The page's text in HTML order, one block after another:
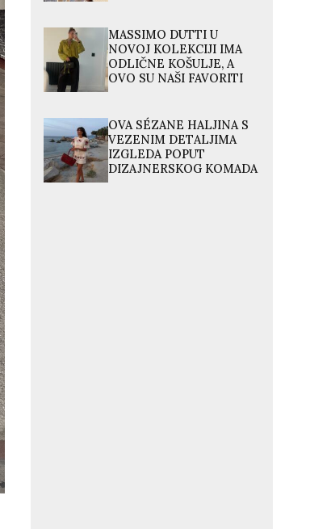
MASSIMO DUTTI U
NOVOJ KOLEKCIJI IMA
ODLIČNE KOŠULJE, A
OVO SU NAŠI FAVORITI
OVA SÉZANE HALJINA S
VEZENIM DETALJIMA
IZGLEDA POPUT
DIZAJNERSKOG KOMADA